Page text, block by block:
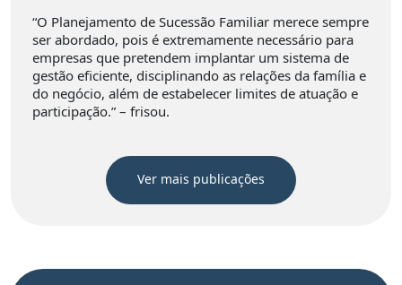
“O Planejamento de Sucessão Familiar merece sempre
ser abordado, pois é extremamente necessário para
empresas que pretendem implantar um sistema de
gestão eficiente, disciplinando as relações da família e
do negócio, além de estabelecer limites de atuação e
participação.” – frisou.
Ver mais publicações